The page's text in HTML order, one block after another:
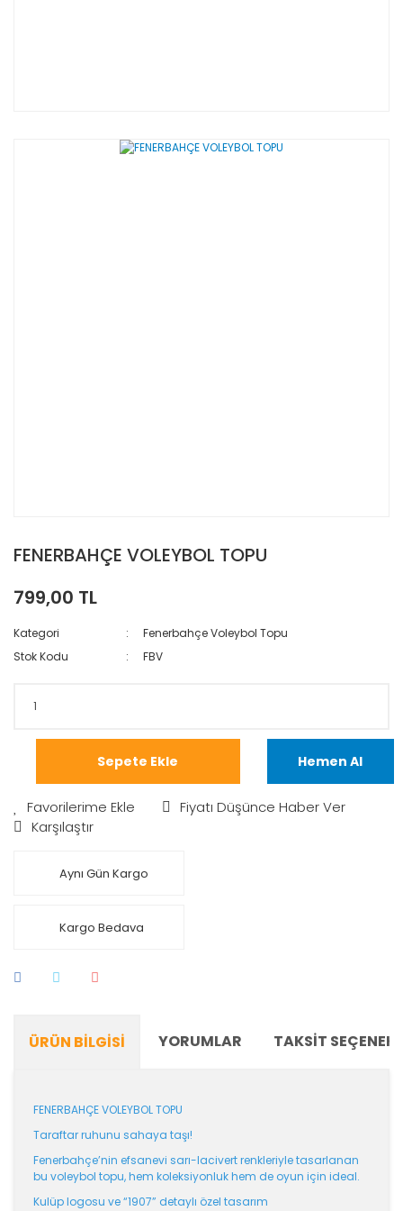
FENERBAHÇE VOLEYBOL TOPU
799,00 TL
Kategori
Fenerbahçe Voleybol Topu
Stok Kodu
FBV
Sepete Ekle Hemen Al
Fiyatı Düşünce Haber Ver
Karşılaştır
Aynı Gün Kargo
Kargo Bedava
ÜRÜN BILGISI YORUMLAR TAKSIT
FENERBAHÇE VOLEYBOL TOPU
Taraftar ruhunu sahaya taşı!
Fenerbahçe’nin efsanevi sarı-lacivert renkleriyle tasarlanan
bu voleybol topu, hem koleksiyonluk hem de oyun için ideal.
Kulüp logosu ve “1907” detaylı özel tasarım